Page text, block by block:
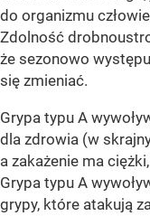
do organizmu
Zdolność
że sezonowo
się zmieniać.
Grypa typu A
dla zdrowia (w
a zakażenie ma
Grypa typu A
grypy, które atakują